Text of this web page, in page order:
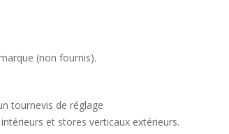
(non fournis).
tournevis de réglage
et stores verticaux extérieurs.